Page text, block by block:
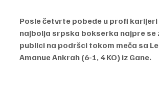
Posle četvrte pobede u profi karijeri
najbolja srpska bokserka najpre se
publici na podršci tokom meča sa
Amanue Ankrah (6-1, 4 KO) iz Gane.